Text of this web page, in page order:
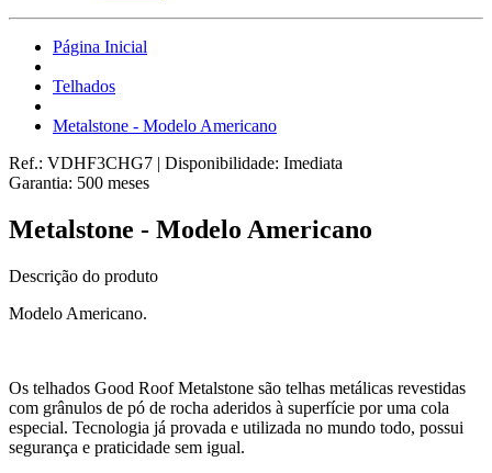
Página Inicial
Telhados
Metalstone - Modelo Americano
Ref.: VDHF3CHG7 | Disponibilidade: Imediata
Garantia: 500 meses
Metalstone - Modelo Americano
Descrição do produto
Modelo Americano.
Os telhados Good Roof Metalstone são telhas metálicas revestidas
com grânulos de pó de rocha aderidos à superfície por uma cola
especial. Tecnologia já provada e utilizada no mundo todo, possui
segurança e praticidade sem igual.